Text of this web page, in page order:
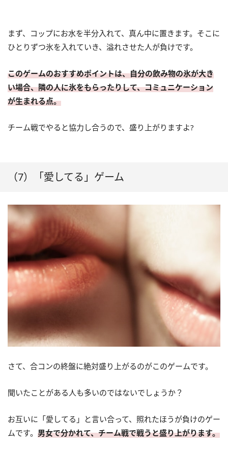
まず、コップにお水を半分入れて、真ん中に置きます。そこに
ひとりずつ氷を入れていき、溢れさせた人が負けです。
このゲームのおすすめポイントは、自分の飲み物の氷が大き
い場合、隣の人に氷をもらったりして、コミュニケーション
が生まれる点。
チーム戦でやると協力し合うので、盛り上がりますよ?
（7）「愛してる」ゲーム
さて、合コンの終盤に絶対盛り上がるのがこのゲームです。
聞いたことがある人も多いのではないでしょうか？
お互いに「愛してる」と言い合って、照れたほうが負けのゲー
ムです。 男女で分かれて、チーム戦で戦うと盛り上がります。